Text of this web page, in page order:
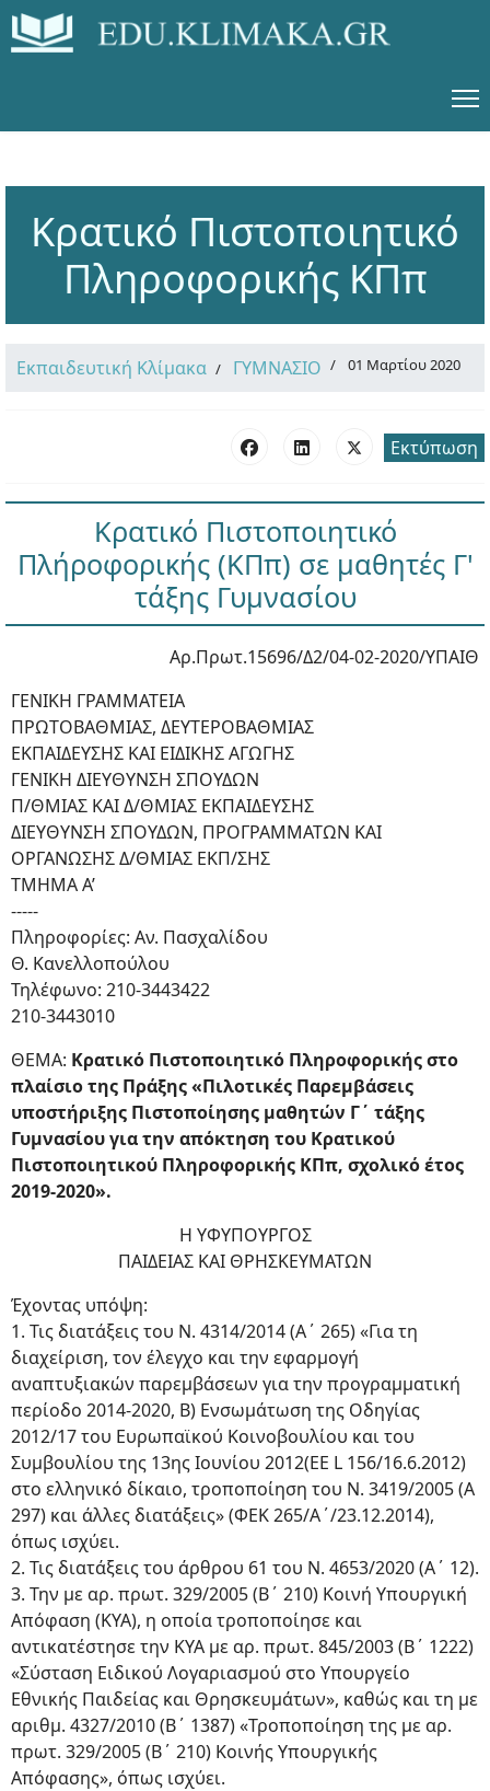
Κρατικό Πιστοποιητικό
Πληροφορικής ΚΠπ
Εκπαιδευτική Κλίμακα ΓΥΜΝΑΣΙΟ 01 Μαρτίου 2020
Εκτύπωση
Κρατικό Πιστοποιητικό
Πλήροφορικής (ΚΠπ) σε μαθητές Γ'
τάξης Γυμνασίου
Αρ.Πρωτ.15696/Δ2/04-02-2020/ΥΠΑΙΘ
ΓΕΝΙΚΗ ΓΡΑΜΜΑΤΕΙΑ
ΠΡΩΤΟΒΑΘΜΙΑΣ, ΔΕΥΤΕΡΟΒΑΘΜΙΑΣ
ΕΚΠΑΙΔΕΥΣΗΣ ΚΑΙ ΕΙΔΙΚΗΣ ΑΓΩΓΗΣ
ΓΕΝΙΚΗ ΔΙΕΥΘΥΝΣΗ ΣΠΟΥΔΩΝ
Π/ΘΜΙΑΣ ΚΑΙ Δ/ΘΜΙΑΣ ΕΚΠΑΙΔΕΥΣΗΣ
ΔΙΕYΘΥΝΣΗ ΣΠΟΥΔΩΝ, ΠΡΟΓΡΑΜΜΑΤΩΝ ΚΑΙ
ΟΡΓΑΝΩΣΗΣ Δ/ΘΜΙΑΣ ΕΚΠ/ΣΗΣ
ΤΜΗΜΑ Α’
-----
Πληροφορίες: Αν. Πασχαλίδου
Θ. Κανελλοπούλου
Τηλέφωνο: 210-3443422
210-3443010
ΘΕΜΑ: Κρατικό Πιστοποιητικό Πληροφορικής στο
πλαίσιο της Πράξης «Πιλοτικές Παρεμβάσεις
υποστήριξης Πιστοποίησης μαθητών Γ΄ τάξης
Γυμνασίου για την απόκτηση του Κρατικού
Πιστοποιητικού Πληροφορικής ΚΠπ, σχολικό έτος
2019-2020».
Η ΥΦΥΠΟΥΡΓΟΣ
ΠΑΙΔΕΙΑΣ ΚΑΙ ΘΡΗΣΚΕΥΜΑΤΩΝ
Έχοντας υπόψη:
1. Τις διατάξεις του Ν. 4314/2014 (Α΄ 265) «Για τη
διαχείριση, τον έλεγχο και την εφαρμογή
αναπτυξιακών παρεμβάσεων για την προγραμματική
περίοδο 2014-2020, Β) Ενσωμάτωση της Οδηγίας
2012/17 του Ευρωπαϊκού Κοινοβουλίου και του
Συμβουλίου της 13ης Ιουνίου 2012(ΕΕ L 156/16.6.2012)
στο ελληνικό δίκαιο, τροποποίηση του Ν. 3419/2005 (Α
297) και άλλες διατάξεις» (ΦΕΚ 265/Α΄/23.12.2014),
όπως ισχύει.
2. Τις διατάξεις του άρθρου 61 του Ν. 4653/2020 (Α΄ 12).
3. Την με αρ. πρωτ. 329/2005 (Β΄ 210) Κοινή Υπουργική
Απόφαση (ΚΥΑ), η οποία τροποποίησε και
αντικατέστησε την ΚΥΑ με αρ. πρωτ. 845/2003 (Β΄ 1222)
«Σύσταση Ειδικού Λογαριασμού στο Υπουργείο
Εθνικής Παιδείας και Θρησκευμάτων», καθώς και τη με
αριθμ. 4327/2010 (Β΄ 1387) «Τροποποίηση της με αρ.
πρωτ. 329/2005 (Β΄ 210) Κοινής Υπουργικής
Απόφασης», όπως ισχύει.